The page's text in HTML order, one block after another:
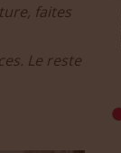
faites
Le reste